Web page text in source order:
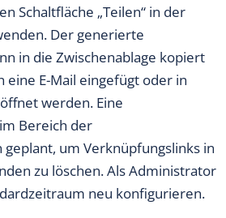
Schaltfläche „Teilen“ in der
Der generierte
in die Zwischenablage kopiert
eine E-Mail eingefügt oder in
werden. Eine
Bereich der
um Verknüpfungslinks in
zu löschen. Als Administrator
neu konfigurieren.